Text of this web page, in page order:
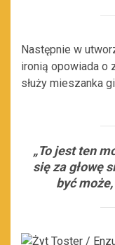
Następnie w
ironią opowiada o
służy mieszanka
„To jest ten
się za głowę
być